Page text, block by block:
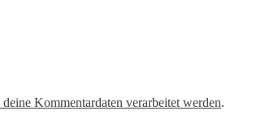
Kommentardaten verarbeitet werden.